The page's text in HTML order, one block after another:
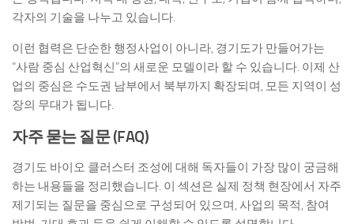
각자의 기술을 나누고 있습니다.
이런 협력은 단순한 행정사업이 아니라, 경기도가 만들어가는
“사람 중심 산업혁신”의 새로운 모델이라 할 수 있습니다. 이제 산
업의 중심은 수도권 남부에서 북부까지 확장되며, 모든 지역이 성
장의 무대가 됩니다.
자주 묻는 질문 (FAQ)
경기도 바이오 클러스터 조성에 대해 독자들이 가장 많이 궁금해
하는 내용들을 정리했습니다. 이 섹션은 실제 정책 현장에서 자주
제기되는 질문을 중심으로 구성되어 있으며, 사업의 목적, 참여